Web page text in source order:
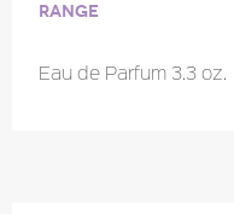
Range
Eau de Parfum 3.3 oz.